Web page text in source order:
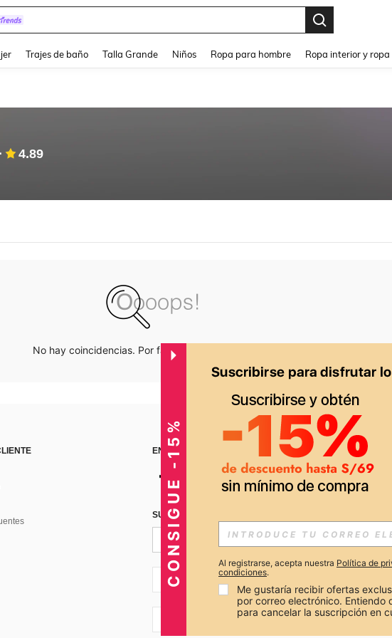
Trajes de baño Talla Grande Niños Ropa para hombre Ropa interior y
4.89
No hay coincidencias. Por favor inténtalo de nuevo.
ENCUÉNTRANOS EN APP
SUSCRÍBETE PARA RECIBIR OFERTAS EXCLUSIVAS,
PE + 51
CONSIGUE -15% Al registrarse, acepta nuestra Política de
condiciones.
Me gustaría recibir ofertas
por correo electrónico. Entiendo
para cancelar la suscripción en